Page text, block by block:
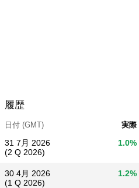
履歴
日付 (GMT) 実際
31 7月 2026
(2 Q 2026)
1.0%
30 4月 2026
(1 Q 2026)
1.2%